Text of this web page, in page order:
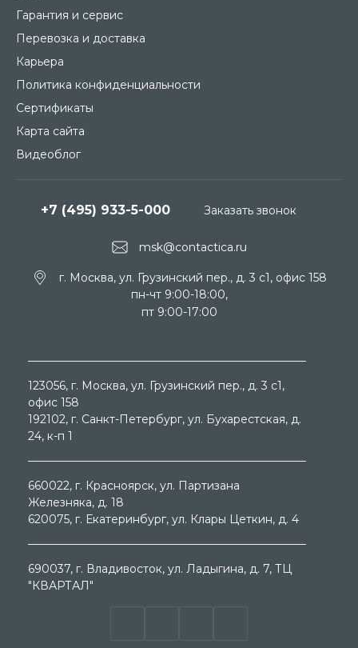
Гарантия и сервис
Перевозка и доставка
Карьера
Политика конфиденциальности
Сертификаты
Карта сайта
Видеоблог
msk@contactica.ru
+7 (495) 933-5-000
г. Москва, ул. Грузинский пер., д. 3 c1, офис 158
пн-чт 9:00-18:00,
пт 9:00-17:00
Заказать звонок
123056, г. Москва, ул. Грузинский пер., д. 3 c1,
офис 158
192102, г. Санкт-Петербург, ул. Бухарестская, д.
24, к-п 1
660022, г. Красноярск, ул. Партизана
Железняка, д. 18
620075, г. Екатеринбург, ул. Клары Цеткин, д. 4
690037, г. Владивосток, ул. Ладыгина, д. 7, ТЦ
"КВАРТАЛ"